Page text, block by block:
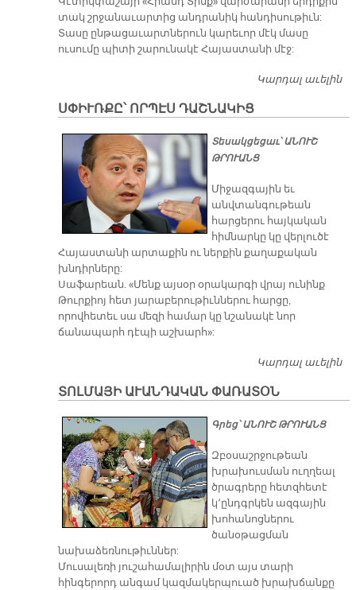
տակ շրջանաւարտից անդրանիկ հանդիսութիւն:
Տասը ընթացաւարտներուն կարեւոր մէկ մասը
ուսումը պիտի շարունակէ Հայաստանի մէջ:
Կարդալ աւելին
ՍՓԻՒՌՔԸ՝ ՈՐՊԷՍ ԴԱՇՆԱԿԻՑ
Տեսակցեցաւ՝ ԱՆՈՒՇ
ԹՐՈՒԱՆՑ
Միջազգային եւ
անվտանգութեան
հարցերու հայկական
հիմնարկը կը վերլուծէ
Հայաստանի արտաքին ու ներքին քաղաքական
խնդիրները:
Սաֆարեան. «Մենք այսօր օրակարգի վրայ ունինք
Թուրքիոյ հետ յարաբերութիւններու հարցը,
որովհետեւ սա մեզի համար կը նշանակէ նոր
ճանապարհ դէպի աշխարհ»:
Կարդալ աւելին
ՏՈԼՄԱՅԻ ԱՒԱՆԴԱԿԱՆ ՓԱՌԱՏՕՆ
​Գրեց՝ ԱՆՈՒՇ ԹՐՈՒԱՆՑ
Զբօսաշրջութեան
խրախուսման ուղղեալ
ծրագրերը հետզհետէ
կ՚ընդգրկեն ազգային
խոհանոցներու
ծանօթացման
նախաձեռնութիւններ:
Մուսալեռի յուշահամալիրին մօտ այս տարի
հինգերորդ անգամ կազմակերպուած խրախճանքը